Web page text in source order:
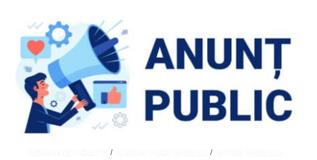
ADMINISTRATIV ANUNTURI BUZAU